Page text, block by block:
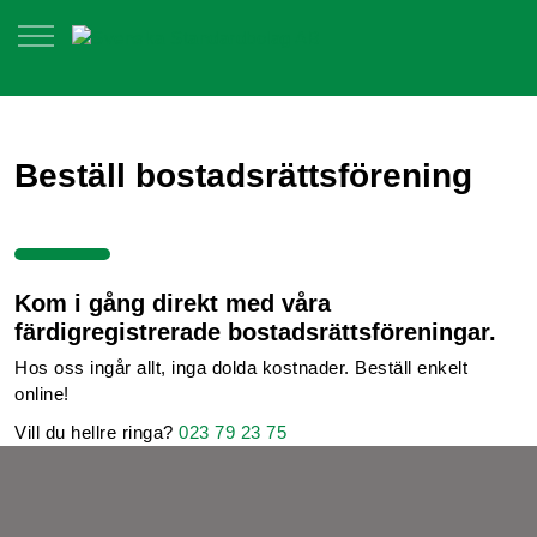
Beställ bostadsrättsförening
Kom i gång direkt med våra
färdigregistrerade bostadsrättsföreningar.
Hos oss ingår allt, inga dolda kostnader. Beställ enkelt
online!
Vill du hellre ringa? 023 79 23 75